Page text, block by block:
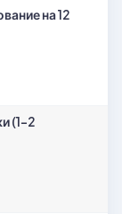
на 12
(1-2